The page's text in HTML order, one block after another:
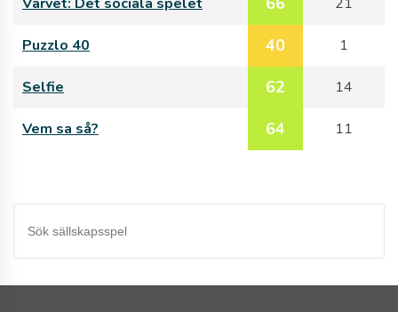
Puzzlo 40 40 1
Selfie 62 14
Vem sa så? 64 11